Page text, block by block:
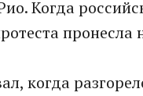
Когда
когда